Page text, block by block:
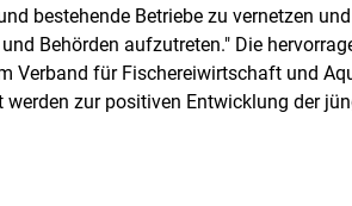
bestehende Betriebe zu vernetzen
Behörden aufzutreten." Die
Verband für Fischereiwirtschaft und
zur positiven Entwicklung der